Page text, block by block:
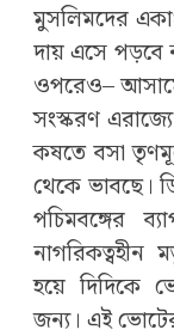
মুসলিমদের
দায় এসে পড়বে
ওপরেও–
সংস্করণ
কষতে বসা
থেকে ভাবছে।
পচিমবঙ্গের
হয়ে দিদিকে
জন্য। এই